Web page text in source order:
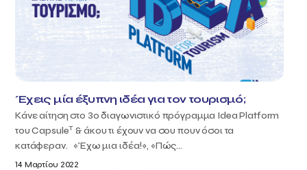
Έχεις μία έξυπνη ιδέα για τον τουρισμό;
Κάνε αίτηση στο 3o διαγωνιστικό πρόγραμμα Idea Platform
του CapsuleT & άκου τι έχουν να σου πουν όσοι τα
κατάφεραν. «Έχω μια ιδέα!», «Πώς...
14 Μαρτίου 2022